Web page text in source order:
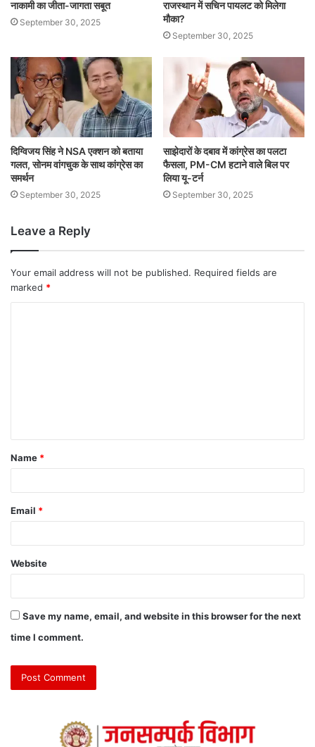
नाकामी का जीता-जागता सबूत
September 30, 2025
राजस्थान में सचिन पायलट को मिलेगा
मौका?
September 30, 2025
दिग्विजय सिंह ने NSA एक्शन को बताया
गलत, सोनम वांगचुक के साथ कांग्रेस का
समर्थन
September 30, 2025
साझेदारों के दबाव में कांग्रेस का पलटा
फैसला, PM-CM हटाने वाले बिल पर
लिया यू-टर्न
September 30, 2025
Leave a Reply
Your email address will not be published. Required fields are
marked *
Name *
Email *
Website
Save my name, email, and website in this browser for the next
time I comment.